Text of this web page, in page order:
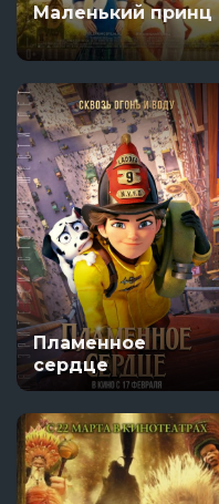
Маленький принц
Пламенное
сердце